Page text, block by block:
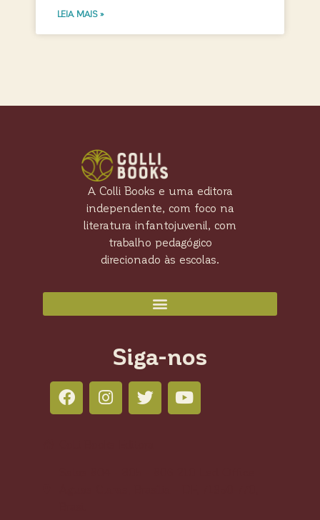
LEIA MAIS »
A Colli Books e uma editora
independente, com foco na
literatura infantojuvenil, com
trabalho pedagógico
direcionado às escolas.
Siga-nos